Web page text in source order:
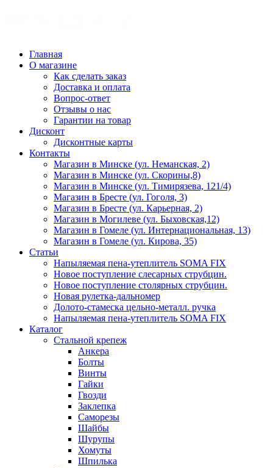
Главная
О магазине
Как сделать заказ
Доставка и оплата
Вопрос-ответ
Отзывы о нас
Гарантии на товар
Дисконт
Дисконтные карты
Контакты
Магазин в Минске (ул. Неманская, 2)
Магазин в Минске (ул. Скорины,8)
Магазин в Минске (ул. Тимирязева, 121/4)
Магазин в Бресте (ул. Гоголя, 3)
Магазин в Бресте (ул. Карьерная, 2)
Магазин в Могилеве (ул. Быховская,12)
Магазин в Гомеле (ул. Интернациональная, 13)
Магазин в Гомеле (ул. Кирова, 35)
Статьи
Напыляемая пена-утеплитель SOMA FIX
Новое поступление слесарных струбцин.
Новое поступление столярных струбцин.
Новая рулетка-дальномер
Долото-стамеска цельно-металл. ручка
Напыляемая пена-утеплитель SOMA FIX
Каталог
Стальной крепеж
Анкера
Болты
Винты
Гайки
Гвозди
Заклепка
Саморезы
Шайбы
Шурупы
Хомуты
Шпилька